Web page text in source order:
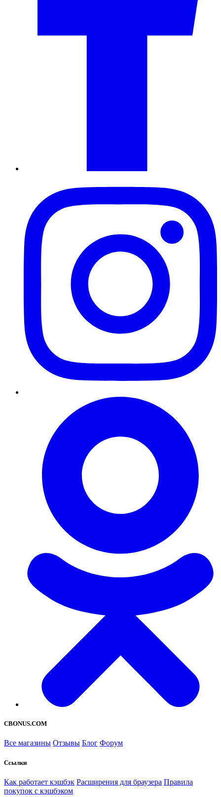
CBONUS.COM
Все магазины Отзывы Блог Форум
Ссылки
Как работает кэшбэк Расширения для браузера Правила
покупок с кэшбэком